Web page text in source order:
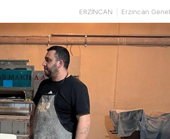
ERZİNCAN Erzincan Genel